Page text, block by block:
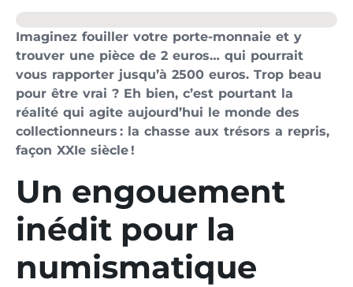
Imaginez fouiller votre porte-monnaie et y
trouver une pièce de 2 euros… qui pourrait
vous rapporter jusqu’à 2500 euros. Trop beau
pour être vrai ? Eh bien, c’est pourtant la
réalité qui agite aujourd’hui le monde des
collectionneurs : la chasse aux trésors a repris,
façon XXIe siècle !
Un engouement
inédit pour la
numismatique